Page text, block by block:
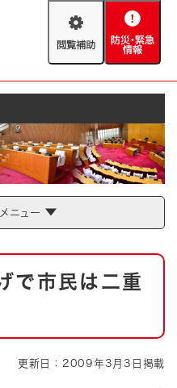
閲
助
防
緊
情
報
じる
AED設置箇所
る
ニュー
で市民は二重
更新日：2009年3月3日掲載